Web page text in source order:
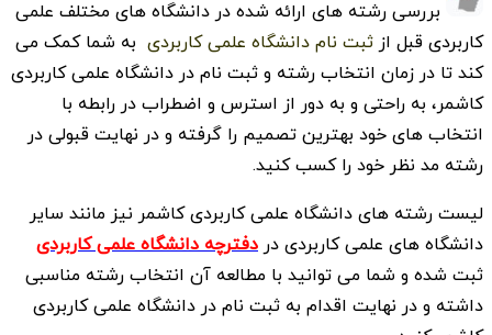
بررسی رشته های ارائه شده در دانشگاه های مختلف علمی
کاربردی قبل ازثبت نام دانشگاه علمی کاربردی به شما کمک می
کند تا در زمان انتخاب رشته و ثبت نام در دانشگاه علمی کاربردی
کاشمر، به راحتی و به دور از استرس و اضطراب در رابطه با
انتخاب های خود بهترین تصمیم را گرفته و در نهایت قبولی در
رشته مد نظر خود را کسب کنید.
لیست رشته های دانشگاه علمی کاربردی کاشمر نیز مانند سایر
دانشگاه های علمی کاربردی دردفترچه دانشگاه علمی کاربردی
ثبت شده و شما می توانید با مطالعه آن انتخاب رشته مناسبی
داشته و در نهایت اقدام به ثبت نام در دانشگاه علمی کاربردی